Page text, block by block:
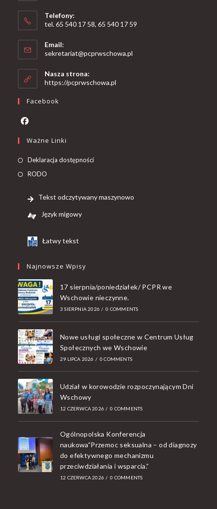
Telefony:
tel. 65 540 17 58, 65 540 17 59
Email:
sekretariat@pcprwschowa.pl
Nasza strona:
https://pcprwschowa.pl
Facebook
Ważne Linki
Deklaracja dostępności
RODO
Tekst odczytywany maszynowo
Język migowy
Łatwy tekst
Najnowsze Wpisy
17 sierpnia/poniedziałek/ PCPR we
Wschowie nieczynne.
3 SIERPNIA 2026 / 0 COMMENTS
Nowe usługi społeczne w Centrum Usług
Społecznych we Wschowie
29 LIPCA 2026 / 0 COMMENTS
Udział w korowodzie rozpoczynającym Dni
Wschowy
12 CZERWCA 2026 / 0 COMMENTS
Ogólnopolska Konferencja
naukowa”Przemoc seksualna – od diagnozy
do efektywnego mechanizmu
przeciwdziałania i wsparcia.”
12 CZERWCA 2026 / 0 COMMENTS